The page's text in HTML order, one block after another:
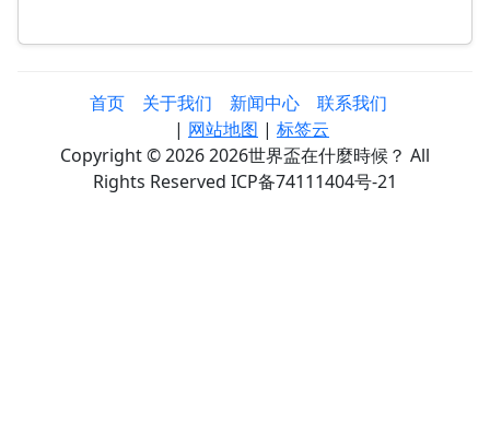
首页 关于我们 新闻中心
联系我们
| 网站地图 | 标签云
Copyright © 2026 2026世界盃在什麼時候？ All
Rights Reserved ICP备74111404号-21